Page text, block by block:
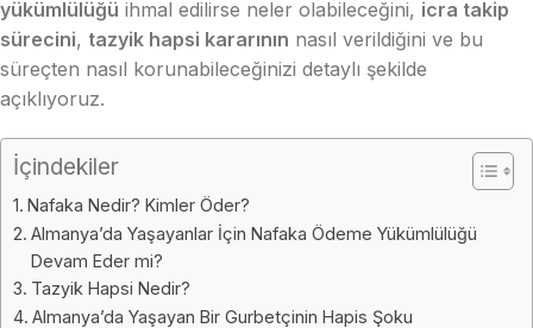
yükümlülüğü ihmal edilirse neler olabileceğini, icra takip
sürecini, tazyik hapsi kararının nasıl verildiğini ve bu
süreçten nasıl korunabileceğinizi detaylı şekilde
açıklıyoruz.
İçindekiler
Nafaka Nedir? Kimler Öder?
Almanya’da Yaşayanlar İçin Nafaka Ödeme Yükümlülüğü
Devam Eder mi?
Tazyik Hapsi Nedir?
Almanya’da Yaşayan Bir Gurbetçinin Hapis Şoku